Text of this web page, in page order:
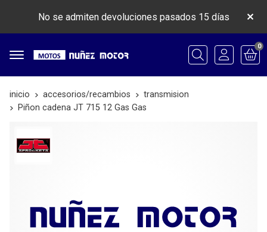
No se admiten devoluciones pasados 15 días
Buscar
0
inicio accesorios/recambios
transmision
Piñon cadena JT 715 12 Gas Gas